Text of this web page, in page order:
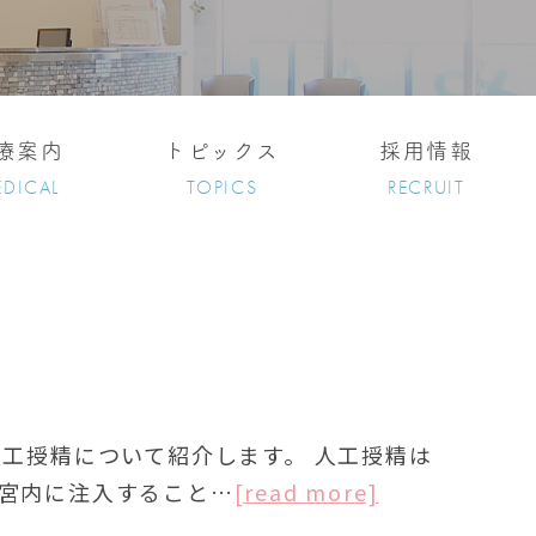
案内 トピックス
TOPICS
採用情報
RECRUIT
授精について紹介します。 人工授精は
内に注入すること… [read more]